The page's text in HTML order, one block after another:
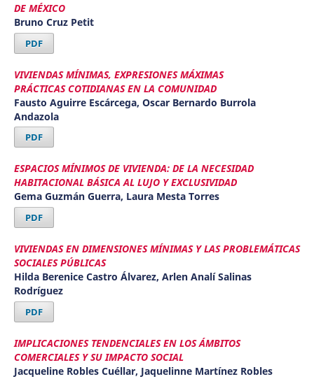
DE MÉXICO
Bruno Cruz Petit
PDF
VIVIENDAS MÍNIMAS, EXPRESIONES MÁXIMAS
PRÁCTICAS COTIDIANAS EN LA COMUNIDAD
Fausto Aguirre Escárcega, Oscar Bernardo Burrola
Andazola
PDF
ESPACIOS MÍNIMOS DE VIVIENDA: DE LA NECESIDAD
HABITACIONAL BÁSICA AL LUJO Y EXCLUSIVIDAD
Gema Guzmán Guerra, Laura Mesta Torres
PDF
VIVIENDAS EN DIMENSIONES MÍNIMAS Y LAS PROBLEMÁTICAS
SOCIALES PÚBLICAS
Hilda Berenice Castro Álvarez, Arlen Analí Salinas
Rodríguez
PDF
IMPLICACIONES TENDENCIALES EN LOS ÁMBITOS
COMERCIALES Y SU IMPACTO SOCIAL
Jacqueline Robles Cuéllar, Jaquelinne Martínez Robles